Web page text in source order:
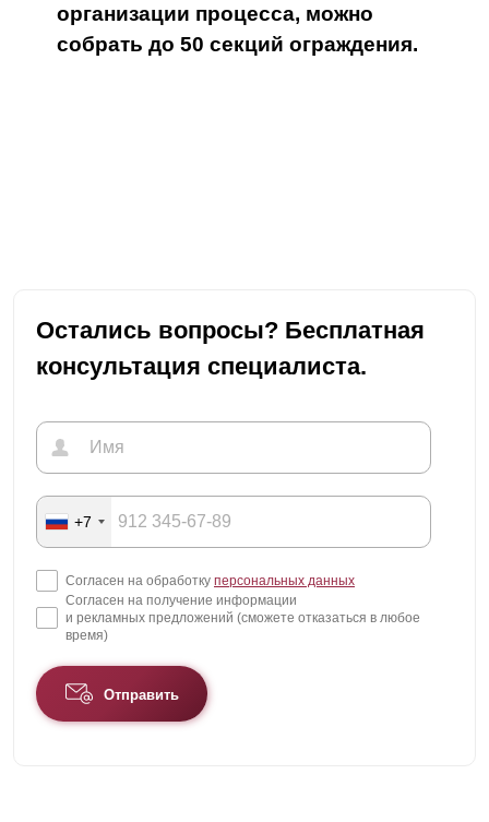
организации процесса, можно
собрать до 50 секций ограждения.
Остались вопросы? Бесплатная
консультация специалиста.
+7
Согласен на обработку персональных данных
Согласен на получение информации
и рекламных предложений (сможете отказаться в любое
время)
Отправить